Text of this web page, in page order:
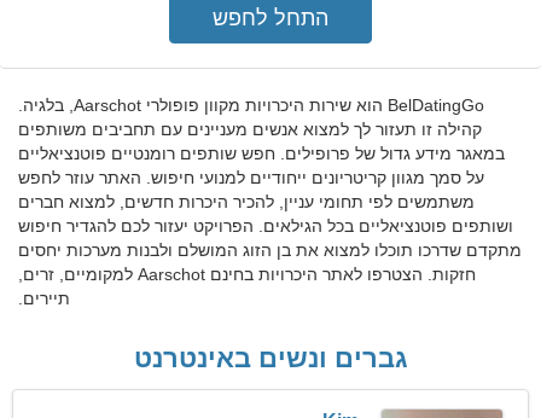
BelDatingGo הוא שירות היכרויות מקוון פופולרי Aarschot, בלגיה.
קהילה זו תעזור לך למצוא אנשים מעניינים עם תחביבים משותפים
במאגר מידע גדול של פרופילים. חפש שותפים רומנטיים פוטנציאליים
על סמך מגוון קריטריונים ייחודיים למנועי חיפוש. האתר עוזר לחפש
משתמשים לפי תחומי עניין, להכיר היכרות חדשים, למצוא חברים
ושותפים פוטנציאליים בכל הגילאים. הפרויקט יעזור לכם להגדיר חיפוש
מתקדם שדרכו תוכלו למצוא את בן הזוג המושלם ולבנות מערכות יחסים
חזקות. הצטרפו לאתר היכרויות בחינם Aarschot למקומיים, זרים,
תיירים.
גברים ונשים באינטרנט